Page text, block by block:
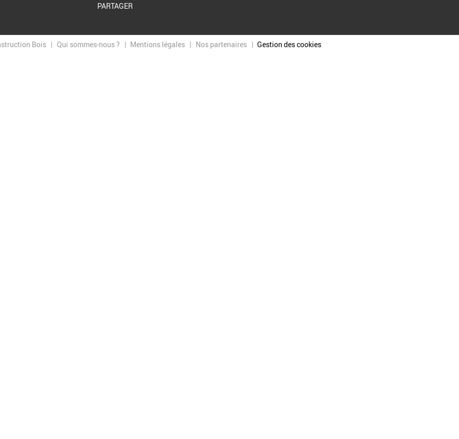
PARTAGER
Bois Qui sommes-nous ? Mentions légales Nos partenaires Gestion des cookies